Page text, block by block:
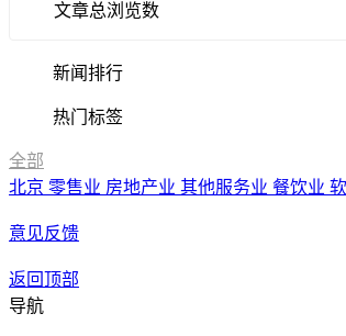
文章总浏览数
新闻排行
热门标签
全部
北京 零售业 房地产业 其他服务业 餐饮业
意见反馈
返回顶部
导航